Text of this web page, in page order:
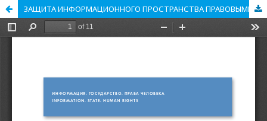
ЗАЩИТА ИНФОРМАЦИОННОГО ПРОСТРАНСТВА ПРАВОВЫМИ СРЕДСТВАМИ ОТ ДЕСТРУКТИВНОЙ ИНФОРМАЦИИ